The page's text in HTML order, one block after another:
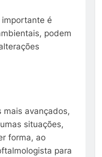
é
podem
mais avançados,
situações,
forma, ao
para